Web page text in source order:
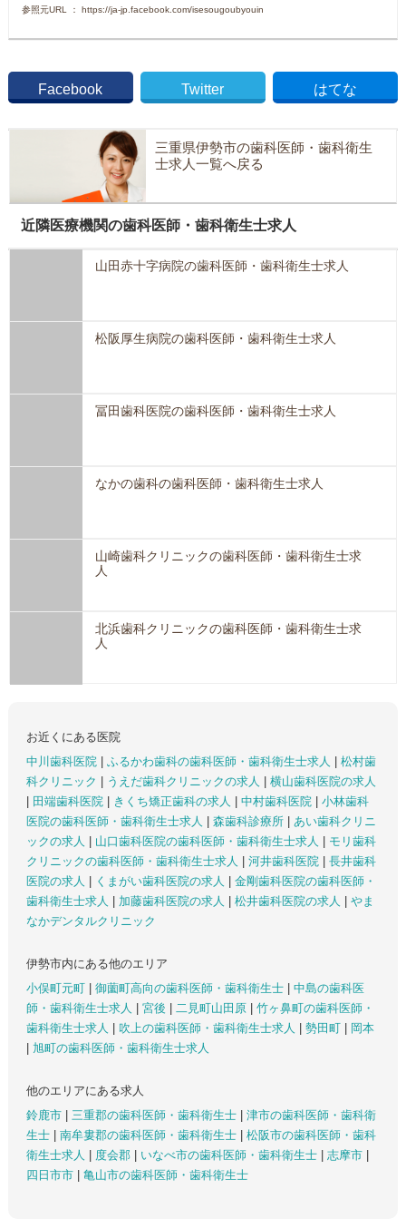
参照元URL ： https://ja-jp.facebook.com/isesougoubyouin
Facebook Twitter はてな
三重県伊勢市の歯科医師・歯科衛生
士求人一覧へ戻る
近隣医療機関の歯科医師・歯科衛生士求人
山田赤十字病院の歯科医師・歯科衛生士求人
松阪厚生病院の歯科医師・歯科衛生士求人
冨田歯科医院の歯科医師・歯科衛生士求人
なかの歯科の歯科医師・歯科衛生士求人
山崎歯科クリニックの歯科医師・歯科衛生士求
人
北浜歯科クリニックの歯科医師・歯科衛生士求
人
お近くにある医院
中川歯科医院
ふるかわ歯科の歯科医師・歯科衛生士求人
松村歯
科クリニック
うえだ歯科クリニックの求人
横山歯科医院の求人
田端歯科医院 きくち矯正歯科の求人 中村歯科医院
小林歯科
医院の歯科医師・歯科衛生士求人
森歯科診療所
あい歯科クリニ
ックの求人
山口歯科医院の歯科医師・歯科衛生士求人
モリ歯科
クリニックの歯科医師・歯科衛生士求人
河井歯科医院
長井歯科
医院の求人
くまがい歯科医院の求人
金剛歯科医院の歯科医師・
歯科衛生士求人
加藤歯科医院の求人 松井歯科医院の求人
やま
なかデンタルクリニック
伊勢市内にある他のエリア
小俣町元町
御薗町高向の歯科医師・歯科衛生士
中島の歯科医
師・歯科衛生士求人
宮後 二見町山田原
竹ヶ鼻町の歯科医師・
歯科衛生士求人
吹上の歯科医師・歯科衛生士求人 勢田町
岡本
旭町の歯科医師・歯科衛生士求人
他のエリアにある求人
鈴鹿市
三重郡の歯科医師・歯科衛生士
津市の歯科医師・歯科衛
生士
南牟婁郡の歯科医師・歯科衛生士
松阪市の歯科医師・歯科
衛生士求人
度会郡 いなべ市の歯科医師・歯科衛生士 志摩市
四日市市
亀山市の歯科医師・歯科衛生士